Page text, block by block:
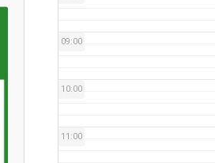
09:00
10:00
11:00